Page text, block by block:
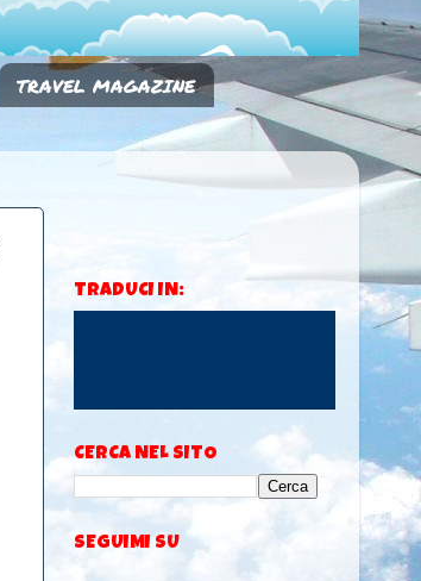
TRAVEL MAGAZINE
TRADUCI IN:
CERCA NEL SITO
SEGUIMI SU